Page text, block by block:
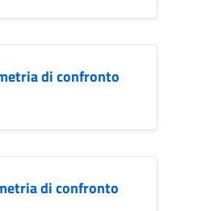
di confronto
di confronto